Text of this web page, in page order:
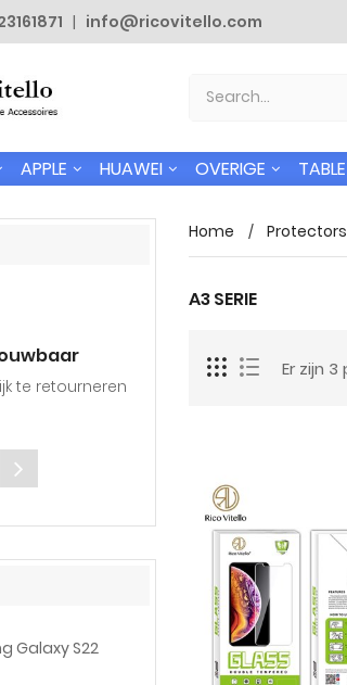
| info@ricovitello.com
APPLE HUAWEI OVERIGE
te retourneren
Gratis
Galaxy S22
Home Protectors
A3 SERIE
Er zijn